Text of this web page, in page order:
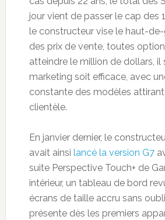
jour vient de passer le cap des
le constructeur vise le haut-
des prix de vente, toutes
atteindre le million de dollars, il
marketing soit efficace, avec
constante des modèles
clientèle.
En janvier dernier, le
avait ainsi lancé la version G7
suite Perspective Touch+ de
intérieur, un tableau de bord
écrans de taille accru sans
présente dès les premiers